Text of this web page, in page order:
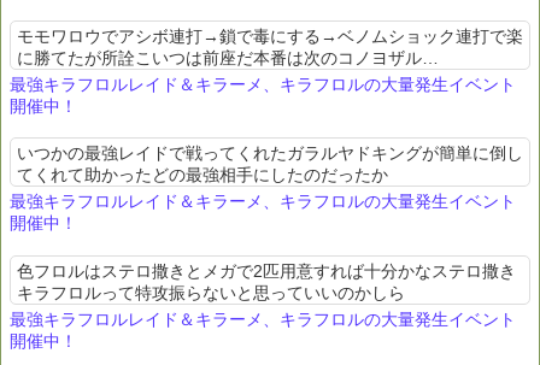
モモワロウでアシボ連打→鎖で毒にする→ベノムショック連打で楽
に勝てたが所詮こいつは前座だ本番は次のコノヨザル…
最強キラフロルレイド＆キラーメ、キラフロルの大量発生イベント
開催中！
いつかの最強レイドで戦ってくれたガラルヤドキングが簡単に倒し
てくれて助かったどの最強相手にしたのだったか
最強キラフロルレイド＆キラーメ、キラフロルの大量発生イベント
開催中！
色フロルはステロ撒きとメガで2匹用意すれば十分かなステロ撒き
キラフロルって特攻振らないと思っていいのかしら
最強キラフロルレイド＆キラーメ、キラフロルの大量発生イベント
開催中！